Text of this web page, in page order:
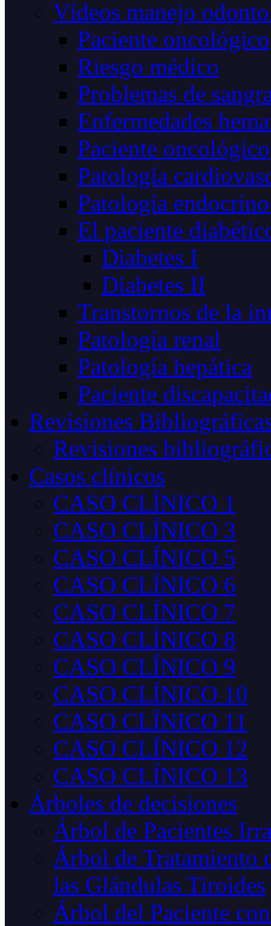
Vídeos manejo
Paciente oncológico
Riesgo médico
Problemas de
Enfermedades
Paciente oncológico
Patología
Patología
El paciente
Diabetes I
Diabetes II
Transtornos de la
Patología renal
Patología hepática
Paciente
Revisiones
Revisiones
Casos clínicos
CASO CLÍNICO 1
CASO CLÍNICO 3
CASO CLÍNICO 5
CASO CLÍNICO 6
CASO CLÍNICO 7
CASO CLÍNICO 8
CASO CLÍNICO 9
CASO CLÍNICO 10
CASO CLÍNICO 11
CASO CLÍNICO 12
CASO CLÍNICO 13
Árboles de decisiones
Árbol de Pacientes
Árbol de Tratamiento
las Glándulas Tiroides
Árbol del Paciente